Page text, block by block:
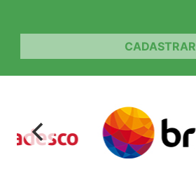
CADASTRAR